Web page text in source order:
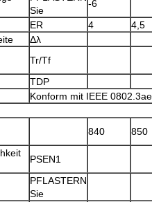
Sie
-6
ER 4
4,5
Δλ
Tr/Tf
TDP
Konform mit IEEE 0802.3ae
840
850
PSEN1
PFLASTERN
Sie